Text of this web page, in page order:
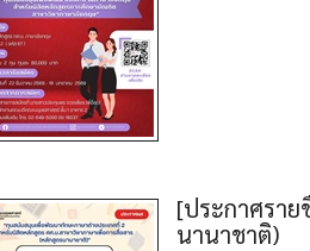
[ประกาศรา
นานาชาติ)